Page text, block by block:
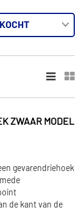
ZWAAR MODEL
gevarendriehoek
de kant van de